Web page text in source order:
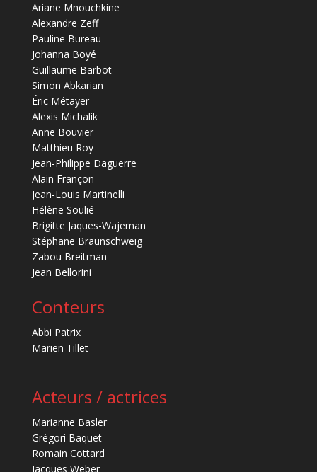
Ariane Mnouchkine
Alexandre Zeff
Pauline Bureau
Johanna Boyé
Guillaume Barbot
Simon Abkarian
Éric Métayer
Alexis Michalik
Anne Bouvier
Matthieu Roy
Jean-Philippe Daguerre
Alain Françon
Jean-Louis Martinelli
Hélène Soulié
Brigitte Jaques-Wajeman
Stéphane Braunschweig
Zabou Breitman
Jean Bellorini
Conteurs
Abbi Patrix
Marien Tillet
Acteurs / actrices
Marianne Basler
Grégori Baquet
Romain Cottard
Jacques Weber